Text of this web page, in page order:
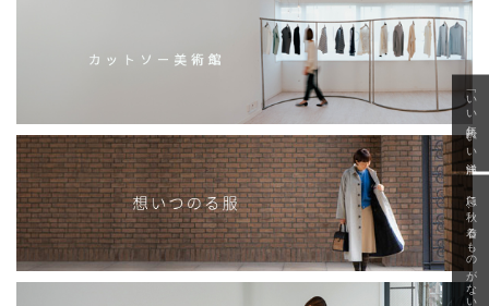
「いい年齢 いい洋服」
急に秋、着るものがない